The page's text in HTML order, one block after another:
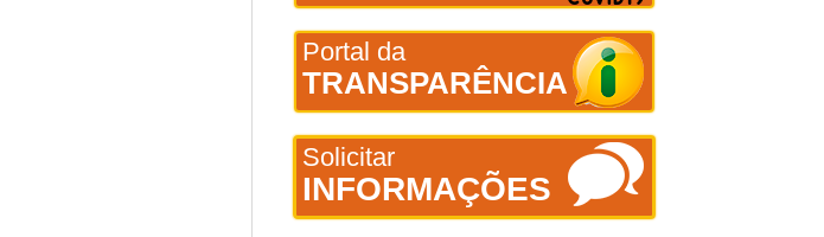
Portal da
TRANSPARÊNCIA
Solicitar
INFORMAÇÕES